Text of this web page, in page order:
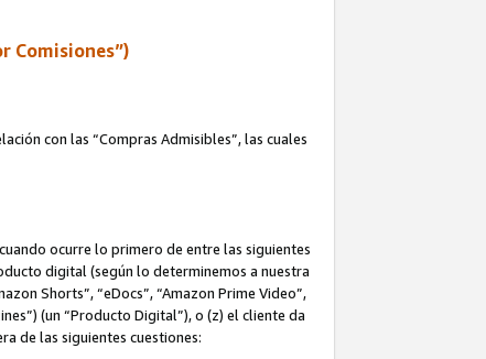
Comisiones”)
con las “Compras Admisibles”, las cuales
ocurre lo primero de entre las siguientes
digital (según lo determinemos a nuestra
Shorts”, “eDocs”, “Amazon Prime Video”,
(un “Producto Digital”), o (z) el cliente da
de las siguientes cuestiones: